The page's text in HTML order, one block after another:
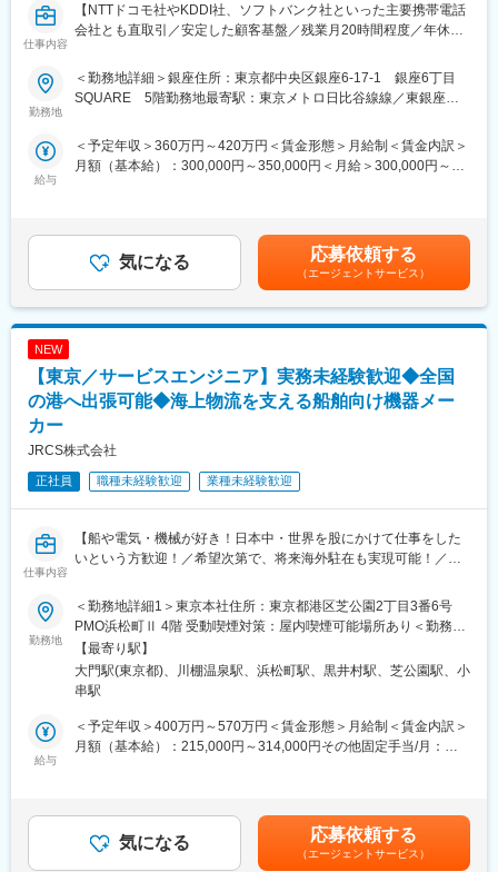
会社4社(丸紅情報システムズ、丸紅ITソリューションズ、丸紅ネ
ットワークソリューションズ、イーツ)の持株会社として2023年4
幅広い業界に顧客を持ち、付加価値の高いソリューションを提供
ューションズ」、有線／無線のネットワーク基盤に強みのある
「丸紅ネットワークソリューションズ」、情報システムに欠かせ
システムインテグレーションからクラウド・セキュリティ・
AI/IoT・ネットワーク・データセンター・運用/保守に至るまで、
多岐にわたるIT技術を通して、様々な業界・お客様へのITライフサ
イクルに最適なソリューションとサービスを提供します。
仕事内容
【NTTドコモ社やKDDI社、ソフトバンク社といった主要携帯電話
会社とも直取引／安定した顧客基盤／残業月20時間程度／年休
■業務内容：
業務名：移動無線屋外・屋外基地局保守作業（現地保守対応業
・無線機やケーブル交換作業
・光コネクターの端面清掃
※通信キャリア：ドコモ社、UQ社
※人数：4名程度
※作業場所：通信建設会社の事務所（品川区港南、新高円寺、代々
木、立川、浦和等）
◇移動体通信の黎明期から業界を牽引しており、大手通信会社と
のお取引も多く、高品質なサービスや技術力を提供しています。
◇外部企業向けにも『第一級陸上特殊無線技士』資格取得セミナ
◇社員680名のうち、320名がモバイル関係の国家資格を保有する
技術者集団で、平均年齢31歳と若手社員が多く活躍しています。
（2020年10月1日現在）
変更の範囲：会社の定める業務
勤務地
＜勤務地詳細＞銀座住所：東京都中央区銀座6-17-1 銀座6丁目
SQUARE 5階勤務地最寄駅：東京メトロ日比谷線線／東銀座駅
び本社、支店、営業所、従業員の自宅
給与
＜予定年収＞360万円～420万円＜賃金形態＞月給制＜賃金内訳＞
月額（基本給）：300,000円～350,000円＜月給＞300,000円～
算■賞与：年2回あり■インセンティブ制度あり（業績により変
動）賃金はあくまでも目安の金額であり、選考を通じて上下する
可能性があります。月給(月額)は固定手当を含めた表記です。
気になる 応募依頼する
（エージェントサービス）
NEW
【東京／サービスエンジニア】実務未経験歓迎◆全国
の港へ出張可能◆海上物流を支える船舶向け機器メー
カー
JRCS株式会社
正社員 職種未経験歓迎 業種未経験歓迎
仕事内容
【船や電気・機械が好き！日本中・世界を股にかけて仕事をした
いという方歓迎！／希望次第で、将来海外駐在も実現可能！／研
員寮・入社祝い金など充実の福利厚生！】
船舶の無線通信機器 配電盤・機関監視盤・始動器盤等の点検・保
守・検査・取付業務を行うエンジニアを募集します！
当社では「海上物流を絶対に止めない」というミッションのも
と、世界中の船舶が安全で地球環境にも配慮した運航・航海を続
けることができるように、社員一人ひとりが何をすべきかを考え
行動しお客様の要望に応えています。
・工事業務の指導・育成
出張があり各地の造船所や船舶寄港地に訪問して作業を行いま
す。
勤務地
＜勤務地詳細1＞東京本社住所：東京都港区芝公園2丁目3番6号
PMO浜松町Ⅱ 4階 受動喫煙対策：屋内喫煙可能場所あり＜勤務地
詳細2＞豊浦事業所住所：山口県下関市豊浦町川棚2155 勤務地最
寄駅：山陰本線／川棚温泉駅受動喫煙対策：屋内全面禁煙変更の
範囲：会社の定める事業所
【最寄り駅】
大門駅(東京都)、川棚温泉駅、浜松町駅、黒井村駅、芝公園駅、小
串駅
給与
＜予定年収＞400万円～570万円＜賃金形態＞月給制＜賃金内訳＞
月額（基本給）：215,000円～314,000円その他固定手当/月：
賃金はあくまでも目安の金額であり、選考を通じて上下する可能
性があります。月給(月額)は固定手当を含めた表記です。
気になる 応募依頼する
（エージェントサービス）